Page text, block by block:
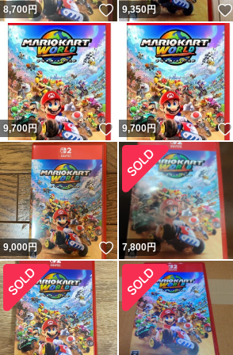
8,700円 いいね！
9,350円
9,700円 いいね！
9,700円
9,000円 いいね！
7,800円